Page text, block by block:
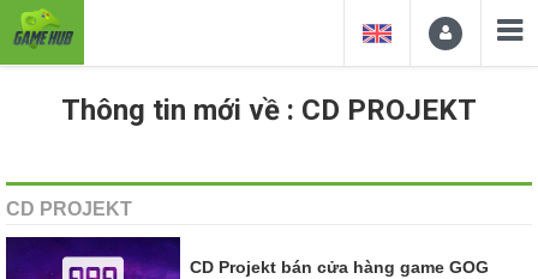
Thông tin mới về : CD PROJEKT
CD PROJEKT
CD Projekt bán cửa hàng game GOG